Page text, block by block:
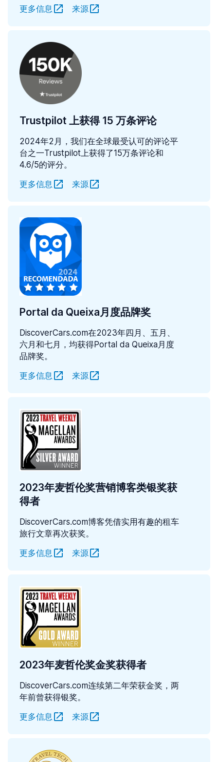
更多信息
来源
Trustpilot 上获得 15 万条评论
2024年2月，我们在全球最受认可的评论平
台之一Trustpilot上获得了15万条评论和
4.6/5的评分。
更多信息
来源
Portal da Queixa月度品牌奖
DiscoverCars.com在2023年四月、五月、
六月和七月，均获得Portal da Queixa月度
品牌奖。
更多信息
来源
2023年麦哲伦奖营销博客类银奖获
得者
DiscoverCars.com博客凭借实用有趣的租车
旅行文章再次获奖。
更多信息
来源
2023年麦哲伦奖金奖获得者
DiscoverCars.com连续第二年荣获金奖，两
年前曾获得银奖。
更多信息
来源